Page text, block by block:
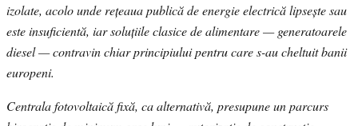
izolate, acolo unde rețeaua publică de energie electrică lipsește sau
este insuficientă, iar soluțiile clasice de alimentare — generatoarele
diesel — contravin chiar principiului pentru care s-au cheltuit banii
europeni.
Centrala fotovoltaică fixă, ca alternativă, presupune un parcurs